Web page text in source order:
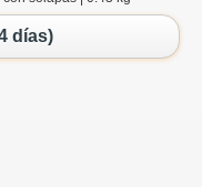
días)